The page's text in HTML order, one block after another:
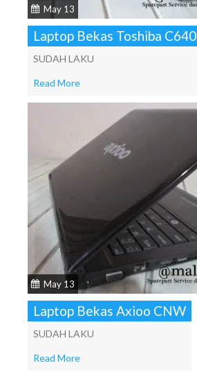
May 13
Laptop Bekas Toshiba C640
SUDAH LAKU
Read More
May 13
Laptop Bekas Axioo CNW
SUDAH LAKU
Read More